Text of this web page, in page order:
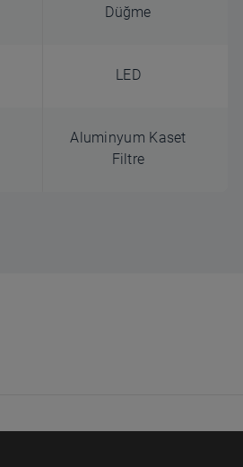
Düğme
LED
Aluminyum Kaset
Filtre